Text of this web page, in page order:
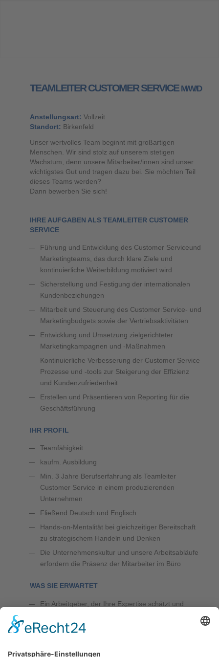
TEAMLEITER CUSTOMER SERVICE M/W/D
Anstellungsart: Vollzeit
Standort: Birkenfeld
Unser wertvolles Team beginnt mit großartigen
Menschen. Wir sind stolz auf unserem stetigen
Wachstum, denn unsere Mitarbeiter/innen sind unser
wichtigstes Gut und tragen dazu bei. Sie möchten Teil
dieses Teams werden?
Dann bewerben Sie sich!
IHRE AUFGABEN ALS TEAMLEITER CUSTOMER
SERVICE
Führung und Entwicklung des Customer Serviceund
Marketingteams, das durch klare Ziele und
kontinuierliche Weiterbildung motiviert wird
Sicherstellung und Festigung der internationalen
Kundenbeziehungen
Mitarbeit und Steuerung des Customer Service- und
Marketingbudgets sowie der Vertriebsaktivitäten
Entwicklung und Umsetzung zielgerichteter
Marketingkampagnen und -Maßnahmen
Kontinuierliche Verbesserung der Customer Service
Prozesse und -tools zur Steigerung der Effizienz
und Kundenzufriedenheit
Erstellen und Präsentieren von Reporting für die
Geschäftsführung
IHR PROFIL
Teamfähigkeit
kaufm. Ausbildung
Min. 3 Jahre Berufserfahrung als Teamleiter
Customer Service in einem produzierenden
Unternehmen
Fließend Deutsch und Englisch
Hands-on-Mentalität bei gleichzeitiger Bereitschaft
zu strategischem Handeln und Denken
Die Unternehmenskultur und unsere Arbeitsabläufe
erfordern die Präsenz der Mitarbeiter im Büro
WAS SIE ERWARTET
Ein Arbeitgeber, der Ihre Expertise schätzt und
Ein sicherer Arbeitsplatz in einem erfolgreichen
Ein dynamisches und ungezwungenes